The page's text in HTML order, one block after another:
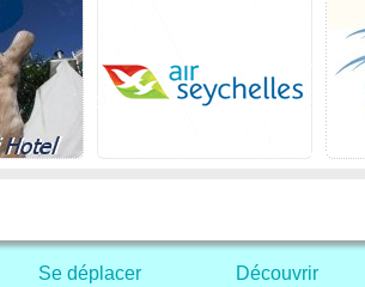
Se déplacer Découvrir